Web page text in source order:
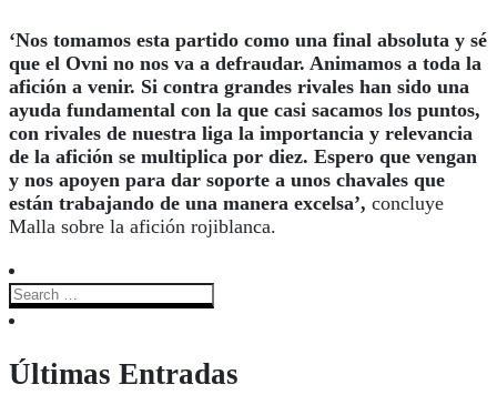
‘Nos tomamos esta partido como una final absoluta y sé
que el Ovni no nos va a defraudar. Animamos a toda la
afición a venir. Si contra grandes rivales han sido una
ayuda fundamental con la que casi sacamos los puntos,
con rivales de nuestra liga la importancia y relevancia
de la afición se multiplica por diez. Espero que vengan
y nos apoyen para dar soporte a unos chavales que
están trabajando de una manera excelsa’, concluye
Malla sobre la afición rojiblanca.
Últimas Entradas